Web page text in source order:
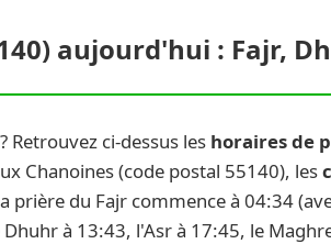
aujourd'hui : Fajr,
Retrouvez ci-dessus les horaires de
Chanoines (code postal 55140), les
prière du Fajr commence à 04:34
à 13:43, l'Asr à 17:45, le